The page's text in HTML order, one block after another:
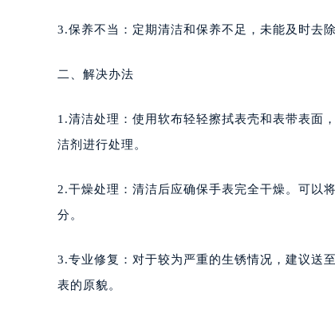
3.保养不当：定期清洁和保养不足，未能及时去
二、解决办法
1.清洁处理：使用软布轻轻擦拭表壳和表带表面
洁剂进行处理。
2.干燥处理：清洁后应确保手表完全干燥。可以
分。
3.专业修复：对于较为严重的生锈情况，建议送
表的原貌。